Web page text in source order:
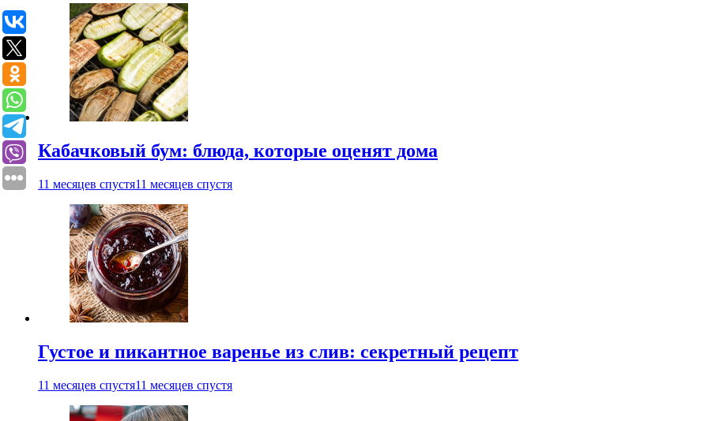
Кабачковый бум: блюда, которые оценят дома
11 месяцев спустя11 месяцев спустя
Густое и пикантное варенье из слив: секретный рецепт
11 месяцев спустя11 месяцев спустя